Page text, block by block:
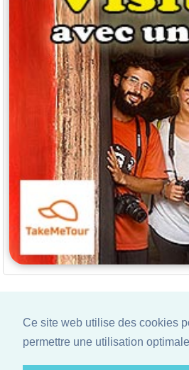
Ce site web utilise des cookies
permettre une utilisation
Website ©